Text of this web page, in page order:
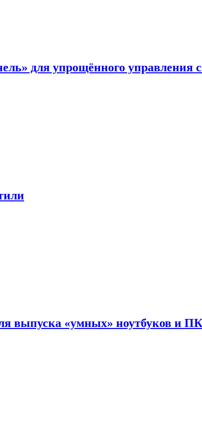
для упрощённого управления
выпуска «умных» ноутбуков и ПК